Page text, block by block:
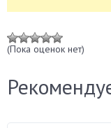
(Пока оценок нет)